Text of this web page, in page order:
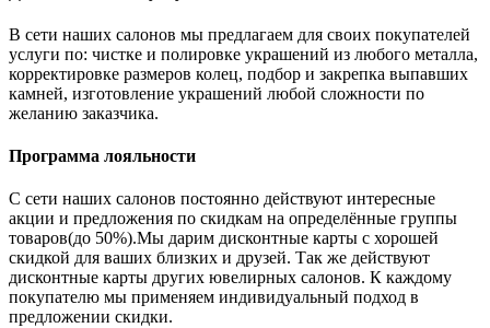
В сети наших салонов мы предлагаем для своих покупателей
услуги по: чистке и полировке украшений из любого металла,
корректировке размеров колец, подбор и закрепка выпавших
камней, изготовление украшений любой сложности по
желанию заказчика.
Программа лояльности
С сети наших салонов постоянно действуют интересные
акции и предложения по скидкам на определённые группы
товаров(до 50%).Мы дарим дисконтные карты с хорошей
скидкой для ваших близких и друзей. Так же действуют
дисконтные карты других ювелирных салонов. К каждому
покупателю мы применяем индивидуальный подход в
предложении скидки.